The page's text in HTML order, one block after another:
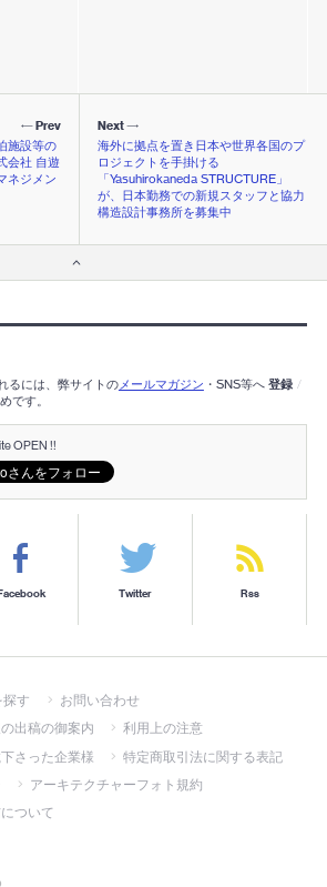
Next
海外に拠点を置き日本や世界各国のプ
ロジェクトを手掛ける
「yasuhirokaneda STRUCTURE」
が、日本勤務での新規スタッフと協力
構造設計事務所を募集中
Prev
施設等の
会社 自遊
ネジメン
るには、弊サイトのメールマガジン ・SNS等へ 登録 /
です。
OPEN !!
Twitter Rss
す
お問い合わせ
出稿の御案内
利用上の注意
さった企業様
特定商取引法に関する表記
アーキテクチャーフォト規約
ついて